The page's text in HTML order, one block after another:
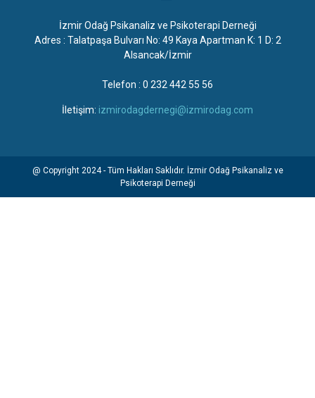
İzmir Odağ Psikanaliz ve Psikoterapi Derneği
Adres : Talatpaşa Bulvarı No: 49 Kaya Apartman K: 1 D: 2
Alsancak/İzmir
Telefon : 0 232 442 55 56
İletişim: izmirodagdernegi@izmirodag.com
@ Copyright 2024 - Tüm Hakları Saklıdır. İzmir Odağ Psikanaliz ve
Psikoterapi Derneği